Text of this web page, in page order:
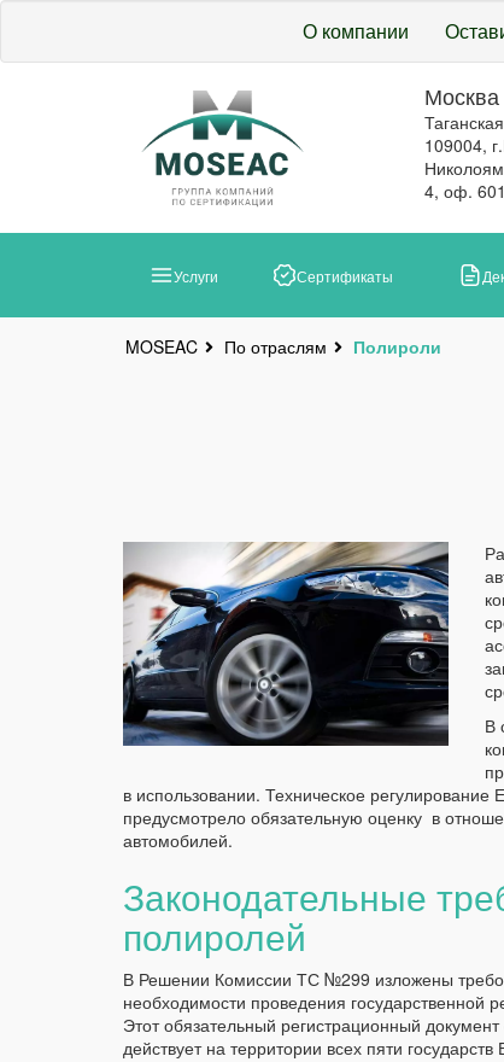
О компании
Москва
109004,
4, оф. 601
Услуги Сертификаты
MOSEAC По отраслям Полироли
В
в использовании. Техническое
предусмотрело обязательную оценку в
автомобилей.
Законодательные
полиролей
В Решении Комиссии ТС №299 изложены
необходимости проведения государственной
Этот обязательный регистрационный
действует на территории всех пяти